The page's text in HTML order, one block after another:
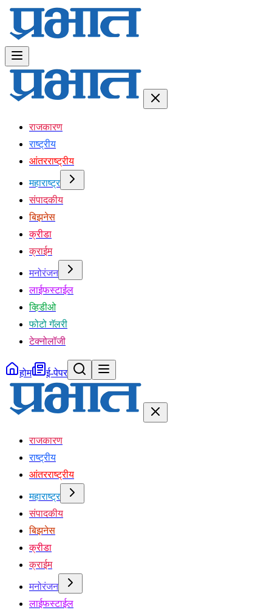
राजकारण
राष्ट्रीय
आंतरराष्ट्रीय
महाराष्ट्र
संपादकीय
बिझनेस
क्रीडा
क्राईम
मनोरंजन
लाईफस्टाईल
व्हिडीओ
फोटो गॅलरी
टेक्नोलॉजी
होम ई-पेपर
राजकारण
राष्ट्रीय
आंतरराष्ट्रीय
महाराष्ट्र
संपादकीय
बिझनेस
क्रीडा
क्राईम
मनोरंजन
लाईफस्टाईल